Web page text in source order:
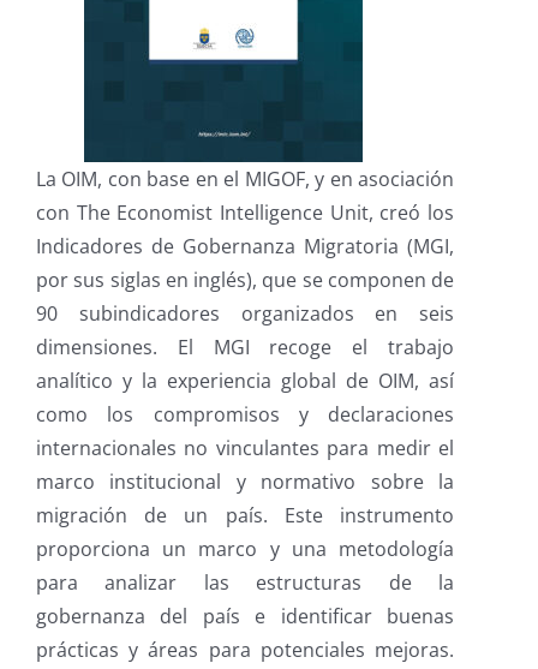
La OIM, con base en el MIGOF, y en asociación
con The Economist Intelligence Unit, creó los
Indicadores de Gobernanza Migratoria (MGI,
por sus siglas en inglés), que se componen de
90 subindicadores organizados en seis
dimensiones. El MGI recoge el trabajo
analítico y la experiencia global de OIM, así
como los compromisos y declaraciones
internacionales no vinculantes para medir el
marco institucional y normativo sobre la
migración de un país. Este instrumento
proporciona un marco y una metodología
para analizar las estructuras de la
gobernanza del país e identificar buenas
prácticas y áreas para potenciales mejoras.